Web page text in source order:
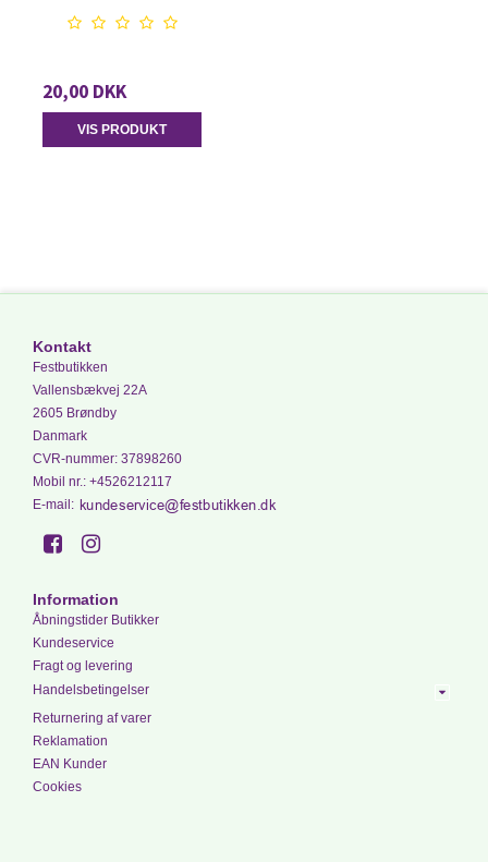
20,00 DKK
VIS PRODUKT
Kontakt
Festbutikken
Vallensbækvej 22A
2605 Brøndby
Danmark
CVR-nummer: 37898260
Mobil nr.: +4526212117
E-mail :
Information
Åbningstider Butikker
Kundeservice
Fragt og levering
Handelsbetingelser
Returnering af varer
Reklamation
EAN Kunder
Cookies